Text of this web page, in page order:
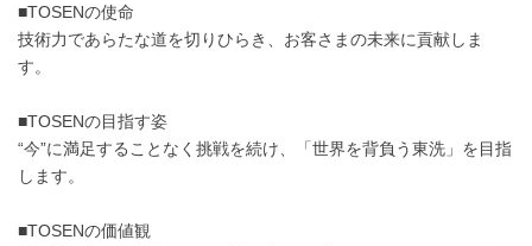
■TOSENの使命
技術力であらたな道を切りひらき、お客さまの未来に貢献しま
す。
■TOSENの目指す姿
“今”に満足することなく挑戦を続け、「世界を背負う東洗」を目指
します。
■TOSENの価値観